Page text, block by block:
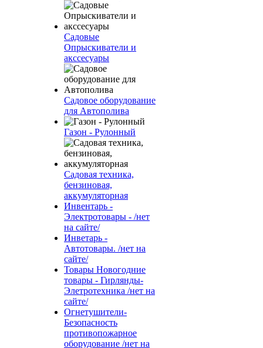
Садовые
Опрыскиватели и
акссесуары
Садовое оборудование
для Автополива
Газон - Рулонный
Садовая техника,
бензиновая,
аккумуляторная
Инвентарь -
Электротовары - /нет
на сайте/
Инветарь -
Автотовары. /нет на
сайте/
Товары Новогодние
товары - Гирлянды-
Элетротехника /нет на
сайте/
Огнетушители-
Безопасность
противопожарное
оборудование /нет на